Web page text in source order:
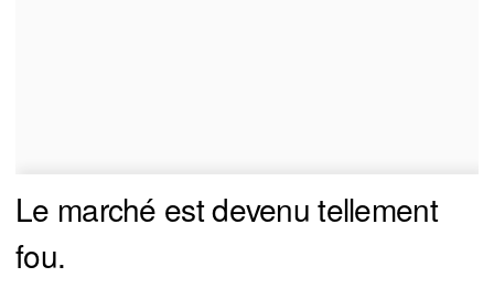
Le marché est devenu tellement
fou.